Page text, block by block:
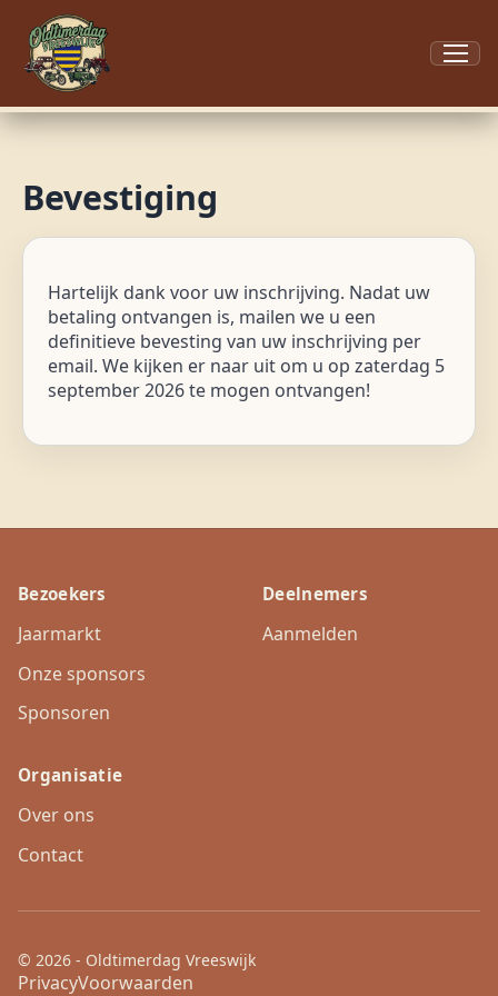
Menu
Bevestiging
Hartelijk dank voor uw inschrijving. Nadat uw
betaling ontvangen is, mailen we u een
definitieve bevesting van uw inschrijving per
email. We kijken er naar uit om u op zaterdag 5
september 2026 te mogen ontvangen!
Bezoekers
Jaarmarkt
Onze sponsors
Sponsoren
Deelnemers
Aanmelden
Organisatie
Over ons
Contact
© 2026 - Oldtimerdag Vreeswijk
PrivacyVoorwaarden